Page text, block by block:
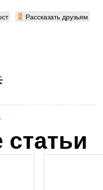
Рассказать друзьям